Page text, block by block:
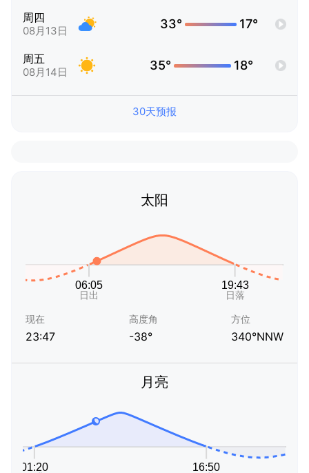
周四
08月13日 33° 17°
周五
08月14日 35° 18°
30天预报
太阳
现在
23:47
高度角
-38°
方位
340°NNW
月亮